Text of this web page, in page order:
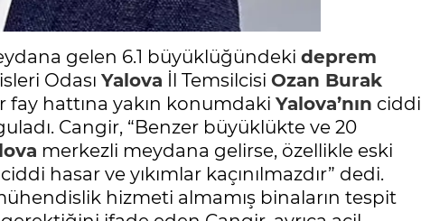
gelen 6.1 büyüklüğündeki deprem
Odası Yalova İl Temsilcisi Ozan Burak
fay hattına yakın konumdaki Yalova’nın ciddi
Cangir, “Benzer büyüklükte ve 20
merkezli meydana gelirse, özellikle eski
hasar ve yıkımlar kaçınılmazdır” dedi.
hizmeti almamış binaların tespit